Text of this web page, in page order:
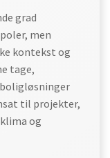
grad
men
kontekst og
tage,
til projekter,
og